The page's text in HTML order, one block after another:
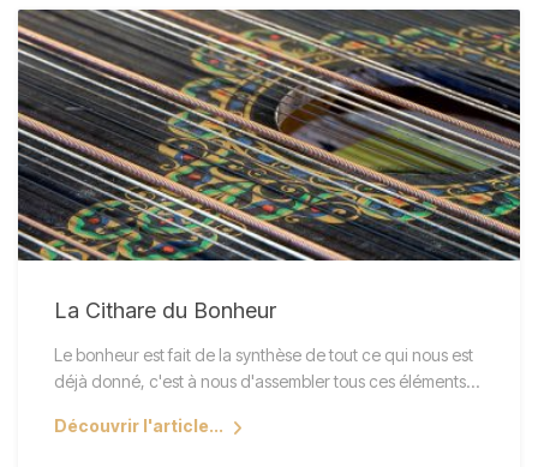
La Cithare du Bonheur
Le bonheur est fait de la synthèse de tout ce qui nous est
déjà donné, c'est à nous d'assembler tous ces éléments…
Découvrir l'article...